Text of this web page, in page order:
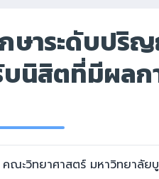
ษาระดับปริ
นิสิตที่มีผลก
คณะวิทยาศาสตร์ มหาวิทยาลัย